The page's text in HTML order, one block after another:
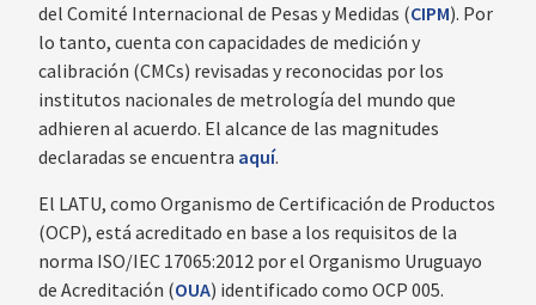
del Comité Internacional de Pesas y Medidas (CIPM). Por
lo tanto, cuenta con capacidades de medición y
calibración (CMCs) revisadas y reconocidas por los
institutos nacionales de metrología del mundo que
adhieren al acuerdo. El alcance de las magnitudes
declaradas se encuentra aquí.
El LATU, como Organismo de Certificación de Productos
(OCP), está acreditado en base a los requisitos de la
norma ISO/IEC 17065:2012 por el Organismo Uruguayo
de Acreditación (OUA) identificado como OCP 005.